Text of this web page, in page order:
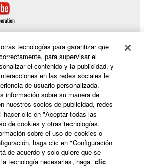
tecnologías para garantizar que
para supervisar el
el contenido y la publicidad, y
en las redes sociales le
de usuario personalizada.
información sobre su manera de
nuestros socios de publicidad, redes
clic en "Aceptar todas las
de cookies y otras tecnologías.
sobre el uso de cookies o
haga clic en "Configuración
de acuerdo y solo quiere que se
tecnología necesarias, haga clic